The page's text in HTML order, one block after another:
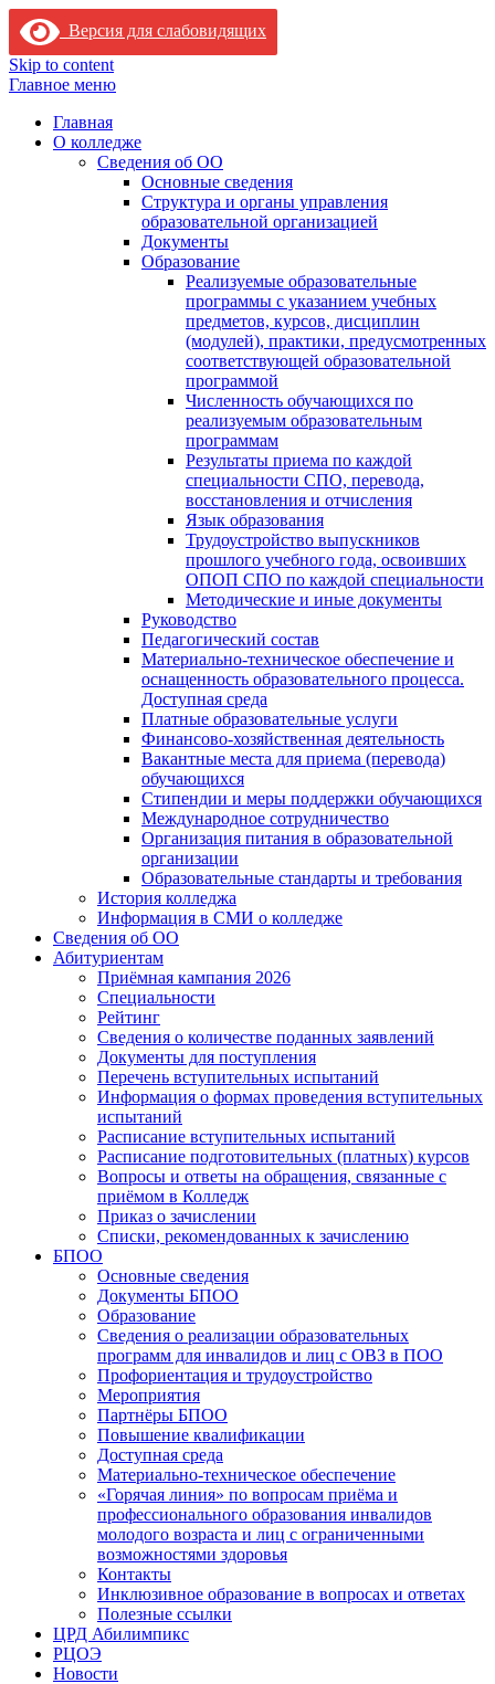
Версия для слабовидящих
Skip to content
Главное меню
Главная
О колледже
Сведения об ОО
Основные сведения
Структура и органы управления
образовательной организацией
Документы
Образование
Реализуемые образовательные
программы с указанием учебных
предметов, курсов, дисциплин
(модулей), практики, предусмотренных
соответствующей образовательной
программой
Численность обучающихся по
реализуемым образовательным
программам
Результаты приема по каждой
специальности СПО, перевода,
восстановления и отчисления
Язык образования
Трудоустройство выпускников
прошлого учебного года, освоивших
ОПОП СПО по каждой специальности
Методические и иные документы
Руководство
Педагогический состав
Материально-техническое обеспечение и
оснащенность образовательного процесса.
Доступная среда
Платные образовательные услуги
Финансово-хозяйственная деятельность
Вакантные места для приема (перевода)
обучающихся
Стипендии и меры поддержки обучающихся
Международное сотрудничество
Организация питания в образовательной
организации
Образовательные стандарты и требования
История колледжа
Информация в СМИ о колледже
Сведения об ОО
Абитуриентам
Приёмная кампания 2026
Специальности
Рейтинг
Сведения о количестве поданных заявлений
Документы для поступления
Перечень вступительных испытаний
Информация о формах проведения вступительных
испытаний
Расписание вступительных испытаний
Расписание подготовительных (платных) курсов
Вопросы и ответы на обращения, связанные с
приёмом в Колледж
Приказ о зачислении
Списки, рекомендованных к зачислению
БПОО
Основные сведения
Документы БПОО
Образование
Сведения о реализации образовательных
программ для инвалидов и лиц с ОВЗ в ПОО
Профориентация и трудоустройство
Мероприятия
Партнёры БПОО
Повышение квалификации
Доступная среда
Материально-техническое обеспечение
«Горячая линия» по вопросам приёма и
профессионального образования инвалидов
молодого возраста и лиц с ограниченными
возможностями здоровья
Контакты
Инклюзивное образование в вопросах и ответах
Полезные ссылки
ЦРД Абилимпикс
РЦОЭ
Новости